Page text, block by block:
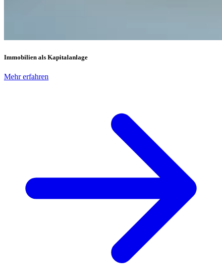
Immobilien als Kapitalanlage
Mehr erfahren